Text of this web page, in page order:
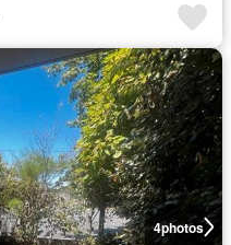
4photos